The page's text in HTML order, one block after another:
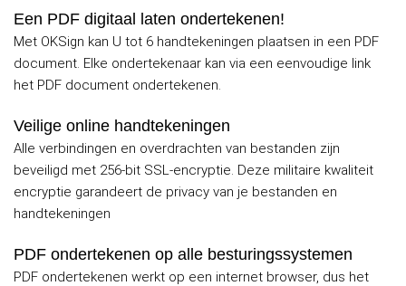
Een PDF digitaal laten ondertekenen!
Met OKSign kan U tot 6 handtekeningen plaatsen in een PDF
document. Elke ondertekenaar kan via een eenvoudige link
het PDF document ondertekenen.
Veilige online handtekeningen
Alle verbindingen en overdrachten van bestanden zijn
beveiligd met 256-bit SSL-encryptie. Deze militaire kwaliteit
encryptie garandeert de privacy van je bestanden en
handtekeningen
PDF ondertekenen op alle besturingssystemen
PDF ondertekenen werkt op een internet browser, dus het